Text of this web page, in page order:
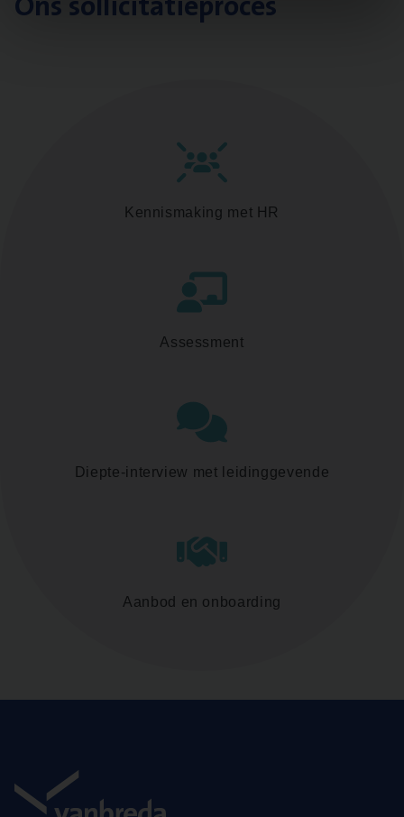
Kennismaking met HR
Assessment
Diepte-interview met leidinggevende
Aanbod en onboarding